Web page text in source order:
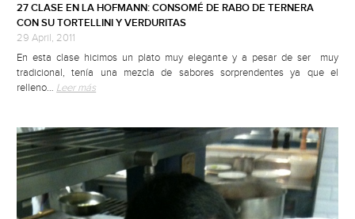
27 CLASE EN LA HOFMANN: CONSOMÉ DE RABO DE TERNERA
CON SU TORTELLINI Y VERDURITAS
29 April, 2011
En esta clase hicimos un plato muy elegante y a pesar de ser muy
tradicional, tenía una mezcla de sabores sorprendentes ya que el
relleno… Leer más